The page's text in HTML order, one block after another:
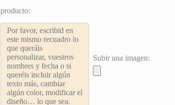
producto:
Subir una imagen: